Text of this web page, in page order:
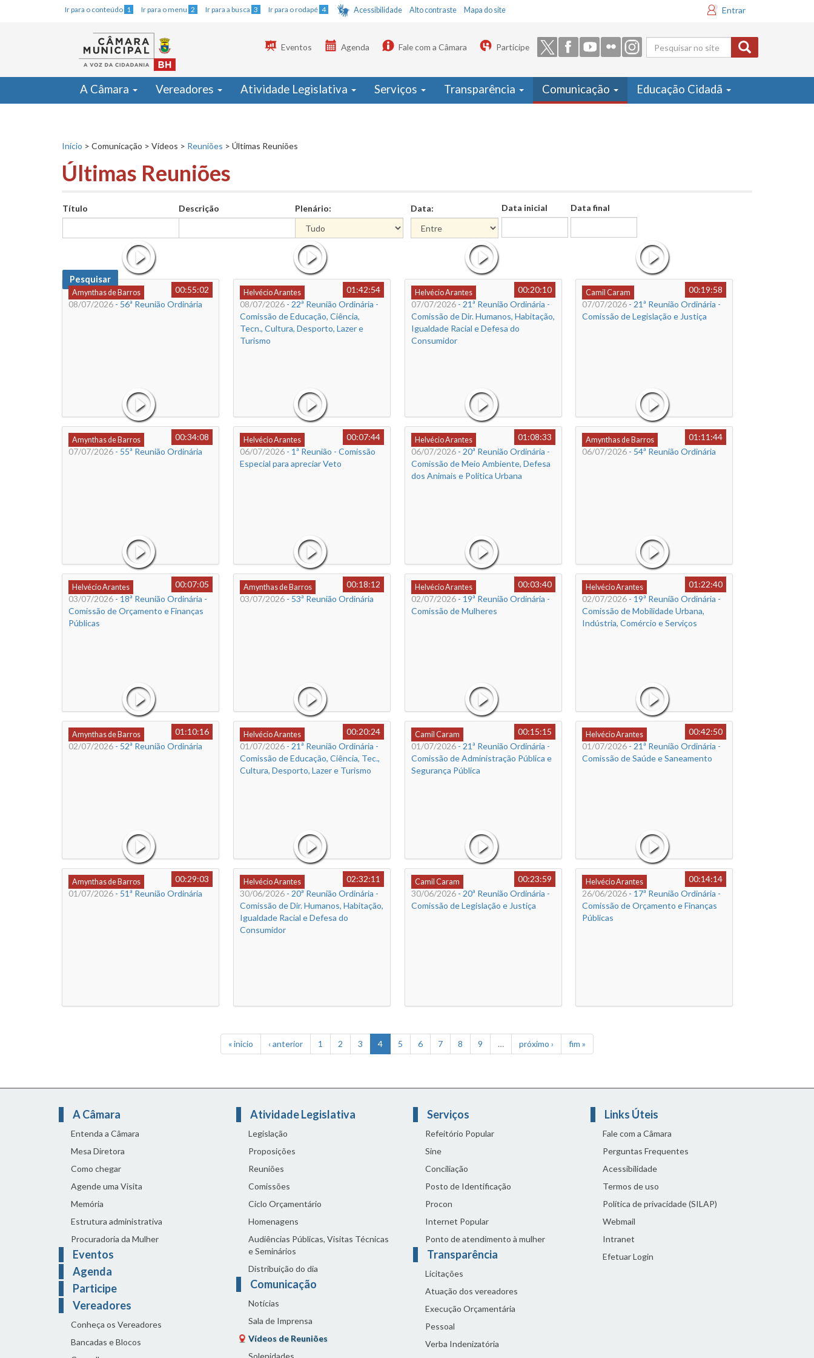
Ir para o conteúdo 1 Ir para o menu 2 Ir para a busca 3 Ir para o rodapé 4 Acessibilidade Alto contraste Mapa do site Entrar
Formulário
de busca
Eventos Agenda Fale com a Câmara Participe
A Câmara Vereadores Atividade Legislativa Serviços Transparência Comunicação Educação Cidadã
Início > Comunicação > Vídeos > Reuniões > Últimas Reuniões
Últimas Reuniões
Título Descrição Plenário: Data: Data inicial Data final
Pesquisar
Amynthas de Barros
00:55:02
08/07/2026 - 56ª Reunião Ordinária
Helvécio Arantes
01:42:54
08/07/2026- 22ª Reunião Ordinária -
Comissão de Educação, Ciência,
Tecn., Cultura, Desporto, Lazer e
Turismo
Helvécio Arantes
00:20:10
07/07/2026- 21ª Reunião Ordinária -
Comissão de Dir. Humanos, Habitação,
Igualdade Racial e Defesa do
Consumidor
Camil Caram
00:19:58
07/07/2026 - 21ª Reunião Ordinária -
Comissão de Legislação e Justiça
Amynthas de Barros
00:34:08
07/07/2026 - 55ª Reunião Ordinária
Helvécio Arantes
00:07:44
06/07/2026- 1ª Reunião - Comissão
Especial para apreciar Veto
Helvécio Arantes
01:08:33
06/07/2026- 20ª Reunião Ordinária -
Comissão de Meio Ambiente, Defesa
dos Animais e Política Urbana
Amynthas de Barros
01:11:44
06/07/2026 - 54ª Reunião Ordinária
Helvécio Arantes
00:07:05
03/07/2026 - 18ª Reunião Ordinária -
Comissão de Orçamento e Finanças
Públicas
Amynthas de Barros
00:18:12
03/07/2026- 53ª Reunião Ordinária
Helvécio Arantes
00:03:40
02/07/2026- 19ª Reunião Ordinária -
Comissão de Mulheres
Helvécio Arantes
01:22:40
02/07/2026 - 19ª Reunião Ordinária -
Comissão de Mobilidade Urbana,
Indústria, Comércio e Serviços
Amynthas de Barros
01:10:16
02/07/2026 - 52ª Reunião Ordinária
Helvécio Arantes
00:20:24
01/07/2026- 21ª Reunião Ordinária -
Comissão de Educação, Ciência, Tec.,
Cultura, Desporto, Lazer e Turismo
Camil Caram
00:15:15
01/07/2026- 21ª Reunião Ordinária -
Comissão de Administração Pública e
Segurança Pública
Helvécio Arantes
00:42:50
01/07/2026 - 21ª Reunião Ordinária -
Comissão de Saúde e Saneamento
Amynthas de Barros
00:29:03
01/07/2026 - 51ª Reunião Ordinária
Helvécio Arantes
02:32:11
30/06/2026- 20ª Reunião Ordinária -
Comissão de Dir. Humanos, Habitação,
Igualdade Racial e Defesa do
Consumidor
Camil Caram
00:23:59
30/06/2026- 20ª Reunião Ordinária -
Comissão de Legislação e Justiça
Helvécio Arantes
00:14:14
26/06/2026 - 17ª Reunião Ordinária -
Comissão de Orçamento e Finanças
Públicas
« início ‹ anterior 1 2 3 4 5 6 7 8 9 … próximo › fim »
A Câmara
Entenda a Câmara
Mesa Diretora
Como chegar
Agende uma Visita
Memória
Estrutura administrativa
Procuradoria da Mulher
Eventos
Agenda
Participe
Vereadores
Conheça os Vereadores
Bancadas e Blocos
Atividade Legislativa
Legislação
Proposições
Reuniões
Comissões
Ciclo Orçamentário
Homenagens
Audiências Públicas, Visitas Técnicas
e Seminários
Distribuição do dia
Comunicação
Notícias
Sala de Imprensa
Vídeos de Reuniões
Solenidades
Serviços
Refeitório Popular
Sine
Conciliação
Posto de Identificação
Procon
Internet Popular
Ponto de atendimento à mulher
Transparência
Licitações
Atuação dos vereadores
Execução Orçamentária
Pessoal
Verba Indenizatória
Links Úteis
Fale com a Câmara
Perguntas Frequentes
Acessibilidade
Termos de uso
Política de privacidade (SILAP)
Webmail
Intranet
Efetuar Login